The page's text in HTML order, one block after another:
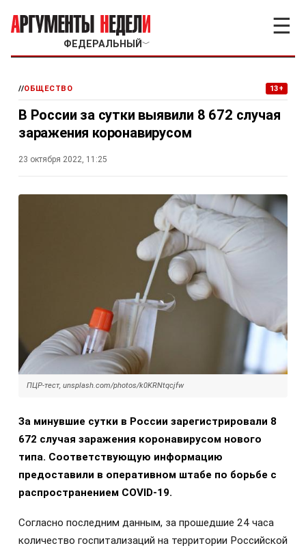
ФЕДЕРАЛЬНЫЙ ﹀
☰
//ОБЩЕСТВО 13+
В России за сутки выявили 8 672 случая
заражения коронавирусом
23 октября 2022, 11:25
ПЦР-тест, unsplash.com/photos/k0KRNtqcjfw
За минувшие сутки в России зарегистрировали 8
672 случая заражения коронавирусом нового
типа. Соответствующую информацию
предоставили в оперативном штабе по борьбе с
распространением COVID-19.
Согласно последним данным, за прошедшие 24 часа
количество госпитализаций на территории Российской